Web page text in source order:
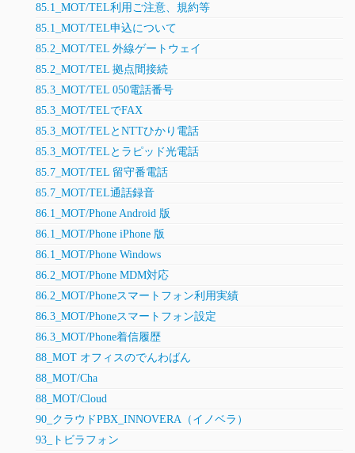
85.1_MOT/TEL利用ご注意、規約等
85.1_MOT/TEL申込について
85.2_MOT/TEL 外線ゲートウェイ
85.2_MOT/TEL 拠点間接続
85.3_MOT/TEL 050電話番号
85.3_MOT/TELでFAX
85.3_MOT/TELとNTTひかり電話
85.3_MOT/TELとラピッド光電話
85.7_MOT/TEL 留守番電話
85.7_MOT/TEL通話録音
86.1_MOT/Phone Android 版
86.1_MOT/Phone iPhone 版
86.1_MOT/Phone Windows
86.2_MOT/Phone MDM対応
86.2_MOT/Phoneスマートフォン利用実績
86.3_MOT/Phoneスマートフォン設定
86.3_MOT/Phone着信履歴
88_MOT オフィスのでんわばん
88_MOT/Cha
88_MOT/Cloud
90_クラウドPBX_INNOVERA（イノベラ）
93_トビラフォン